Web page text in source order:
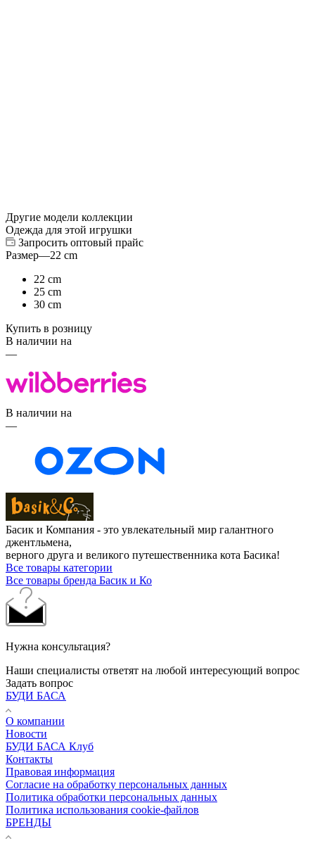
Другие модели коллекции
Одежда для этой игрушки
Запросить оптовый прайс
Размер—22 cm
22 cm
25 cm
30 cm
Купить в розницу
В наличии на
—
В наличии на
—
Басик и Компания - это увлекательный мир галантного
джентльмена,
верного друга и великого путешественника кота Басика!
Все товары категории
Все товары бренда Басик и Ко
Нужна консультация?
Наши специалисты ответят на любой интересующий вопрос
Задать вопрос
БУДИ БАСА
О компании
Новости
БУДИ БАСА Клуб
Контакты
Правовая информация
Согласие на обработку персональных данных
Политика обработки персональных данных
Политика использования cookie-файлов
БРЕНДЫ